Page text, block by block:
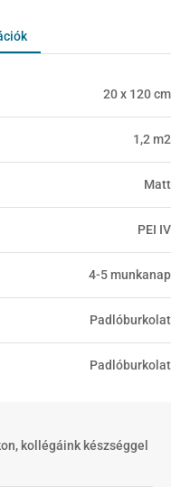
20 x 120 cm
1,2 m2
Matt
PEI IV
4-5 munkanap
Padlóburkolat
Padlóburkolat
kollégáink készséggel